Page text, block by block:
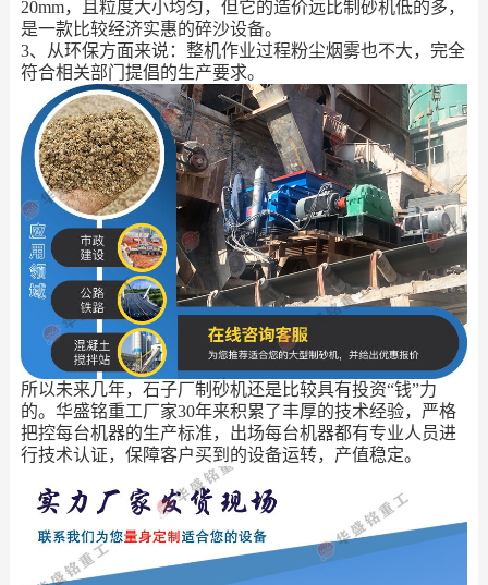
20mm，且粒度大小均匀，但它的造价远比制砂机低的多，
是一款比较经济实惠的碎沙设备。
3、从环保方面来说：整机作业过程粉尘烟雾也不大，完全
符合相关部门提倡的生产要求。
所以未来几年，石子厂制砂机还是比较具有投资“钱”力
的。华盛铭重工厂家30年来积累了丰厚的技术经验，严格
把控每台机器的生产标准，出场每台机器都有专业人员进
行技术认证，保障客户买到的设备运转，产值稳定。